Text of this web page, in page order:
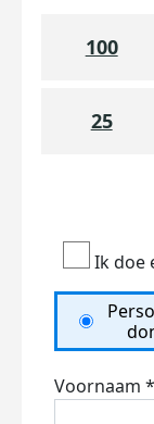
100
25
Ik doe
Voornaam *